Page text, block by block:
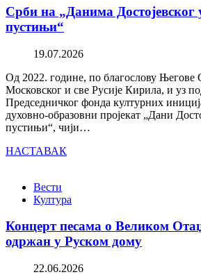
Срби на „Данима Достојевског
пустињи“
19.07.2026
Од 2022. године, по благослову Његове
Московског и све Русије Кирила, и уз
Председничког фонда културних
духовно-образовни пројекат „Дани
пустињи“, чији…
НАСТАВАК
Вести
Култура
Концерт песама о Великом
одржан у Руском дому
22.06.2026